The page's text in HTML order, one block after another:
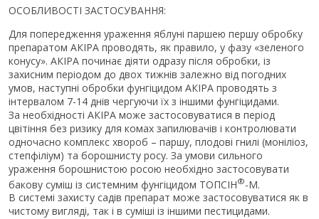
ОСОБЛИВОСТІ ЗАСТОСУВАННЯ:
Для попередження ураження яблуні паршею першу обробку
препаратом АКІРА проводять, як правило, у фазу «зеленого
конусу». АКІРА починає діяти одразу після обробки, із
захисним періодом до двох тижнів залежно від погодних
умов, наступні обробки фунгіцидом АКІРА проводять з
інтервалом 7-14 днів чергуючи їх з іншими фунгіцидами.
За необхідності АКІРА може застосовуватися в період
цвітіння без ризику для комах запилювачів і контролювати
одночасно комплекс хвороб – паршу, плодові гнилі (моніліоз,
степфіліум) та борошнисту росу. За умови сильного
ураження борошнистою росою необхідно застосовувати
бакову суміш із системним фунгіцидом ТОПСІН®-М.
В системі захисту садів препарат може застосовуватися як в
чистому вигляді, так і в суміші із іншими пестицидами.